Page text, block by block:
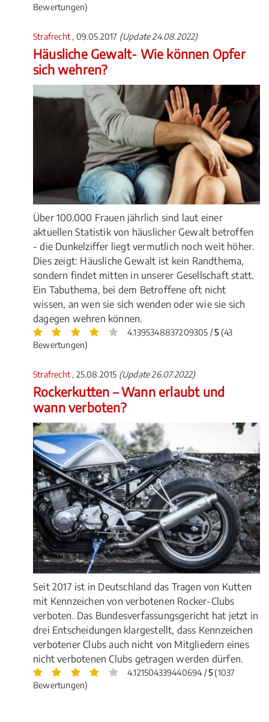
Bewertungen)
Strafrecht , 09.05.2017 (Update 24.08.2022)
Häusliche Gewalt- Wie können Opfer
sich wehren?
Über 100.000 Frauen jährlich sind laut einer
aktuellen Statistik von häuslicher Gewalt betroffen
- die Dunkelziffer liegt vermutlich noch weit höher.
Dies zeigt: Häusliche Gewalt ist kein Randthema,
sondern findet mitten in unserer Gesellschaft statt.
Ein Tabuthema, bei dem Betroffene oft nicht
wissen, an wen sie sich wenden oder wie sie sich
dagegen wehren können.
4.1395348837209305 /5(43
Bewertungen)
Strafrecht , 25.08.2015 (Update 26.07.2022)
Rockerkutten – Wann erlaubt und
wann verboten?
Seit 2017 ist in Deutschland das Tragen von Kutten
mit Kennzeichen von verbotenen Rocker-Clubs
verboten. Das Bundesverfassungsgericht hat jetzt in
drei Entscheidungen klargestellt, dass Kennzeichen
verbotener Clubs auch nicht von Mitgliedern eines
nicht verbotenen Clubs getragen werden dürfen.
4.121504339440694 /5(1037
Bewertungen)